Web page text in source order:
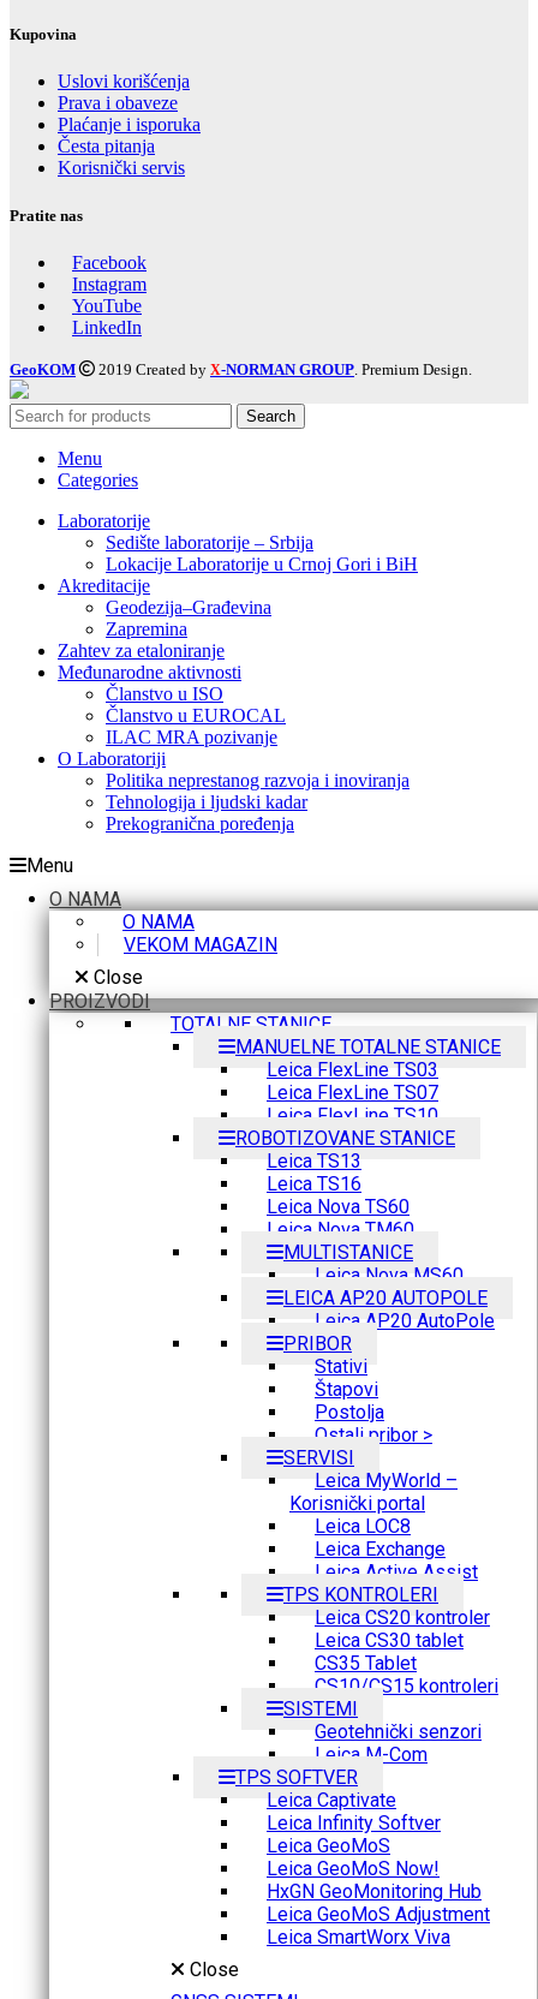
Kupovina
Uslovi korišćenja
Prava i obaveze
Plaćanje i isporuka
Česta pitanja
Korisnički servis
Pratite nas
Facebook
Instagram
YouTube
LinkedIn
GeoKOM 2019 Created by X-NORMAN GROUP . Premium Design.
Search
Menu
Categories
Laboratorije
Sedište laboratorije – Srbija
Lokacije Laboratorije u Crnoj Gori i BiH
Akreditacije
Geodezija–Građevina
Zapremina
Zahtev za etaloniranje
Međunarodne aktivnosti
Članstvo u ISO
Članstvo u EUROCAL
ILAC MRA pozivanje
O Laboratoriji
Politika neprestanog razvoja i inoviranja
Tehnologija i ljudski kadar
Prekogranična poređenja
Menu
O NAMA
O NAMA
VEKOM MAGAZIN
Close
PROIZVODI
TOTALNE STANICE
MANUELNE TOTALNE STANICE
Leica FlexLine TS03
Leica FlexLine TS07
Leica FlexLine TS10
ROBOTIZOVANE STANICE
Leica TS13
Leica TS16
Leica Nova TS60
Leica Nova TM60
MULTISTANICE
Leica Nova MS60
LEICA AP20 AUTOPOLE
Leica AP20 AutoPole
PRIBOR
Stativi
Štapovi
Postolja
Ostali pribor >
SERVISI
Leica MyWorld –
Korisnički portal
Leica LOC8
Leica Exchange
Leica Active Assist
TPS KONTROLERI
Leica CS20 kontroler
Leica CS30 tablet
CS35 Tablet
CS10/CS15 kontroleri
SISTEMI
Geotehnički senzori
Leica M-Com
TPS SOFTVER
Leica Captivate
Leica Infinity Softver
Leica GeoMoS
Leica GeoMoS Now!
HxGN GeoMonitoring Hub
Leica GeoMoS Adjustment
Leica SmartWorx Viva
Close